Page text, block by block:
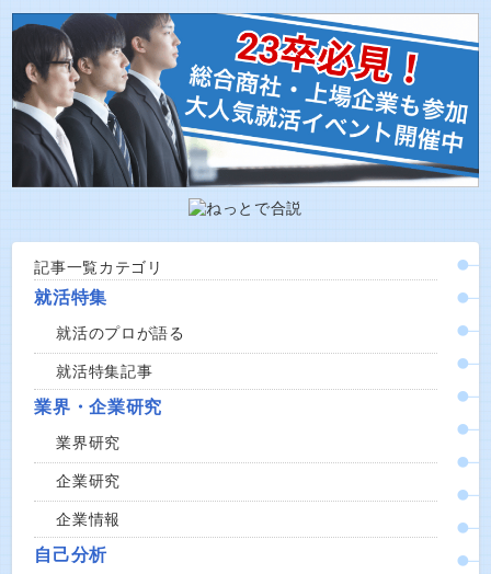
記事一覧カテゴリ
就活特集
就活のプロが語る
就活特集記事
業界・企業研究
業界研究
企業研究
企業情報
自己分析